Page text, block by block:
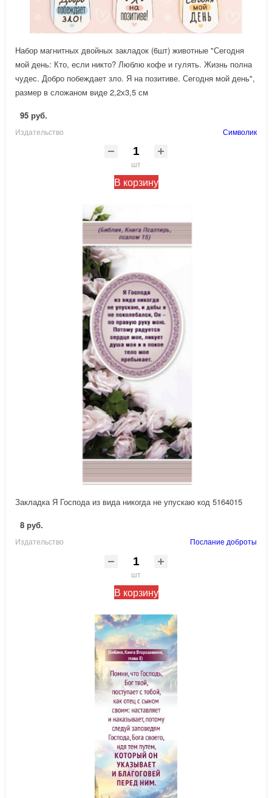
Набор магнитных двойных закладок (6шт) животные "Сегодня
мой день: Кто, если никто? Люблю кофе и гулять. Жизнь полна
чудес. Добро побеждает зло. Я на позитиве. Сегодня мой день",
размер в сложаном виде 2,2х3,5 см
95 руб.
Издательство Символик
шт
В корзину
Закладка Я Господа из вида никогда не упускаю код 5164015
8 руб.
Издательство Послание доброты
шт
В корзину